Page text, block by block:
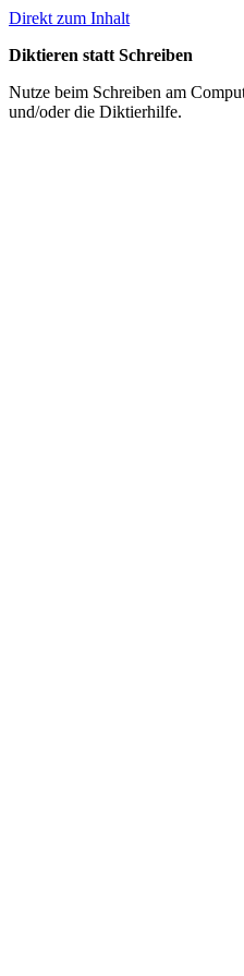
Direkt zum Inhalt
Diktieren statt Schreiben
Nutze beim Schreiben am
und/oder die Diktierhilfe.